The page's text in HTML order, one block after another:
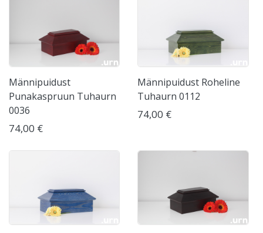
Männipuidust
Punakaspruun Tuhaurn
0036
74,00 €
Männipuidust Roheline
Tuhaurn 0112
74,00 €